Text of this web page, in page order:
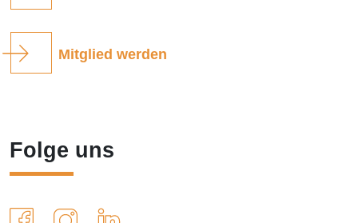
Mitglied werden
Folge uns